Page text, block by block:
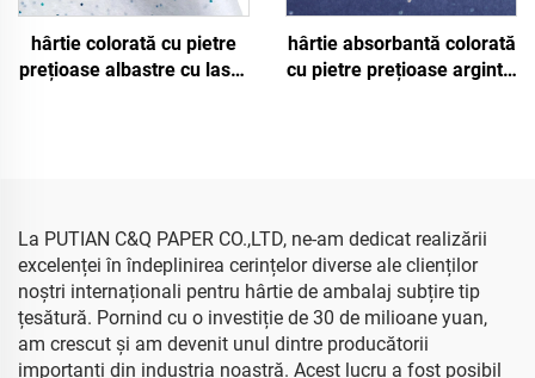
hârtie colorată cu pietre
prețioase albastre cu laser
hârtie absorbantă colorată
cu pietre prețioase argintii,
La PUTIAN C&Q PAPER CO.,LTD, ne-am dedicat realizării
excelenței în îndeplinirea cerințelor diverse ale clienților
noștri internaționali pentru hârtie de ambalaj subțire tip
țesătură. Pornind cu o investiție de 30 de milioane yuan,
am crescut și am devenit unul dintre producătorii
importanți din industria noastră. Acest lucru a fost posibil